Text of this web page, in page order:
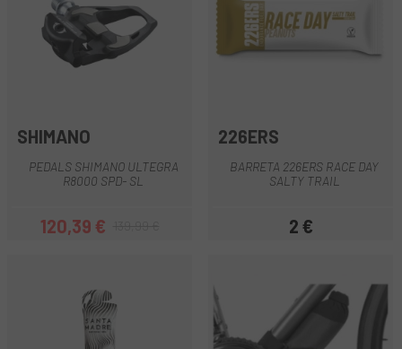
SHIMANO
PEDALS SHIMANO ULTEGRA
R8000 SPD- SL
Preu
120,39 €Preu regular
226ERS
BARRETA 226ERS RACE DAY
SALTY TRAIL
Preu
2 €